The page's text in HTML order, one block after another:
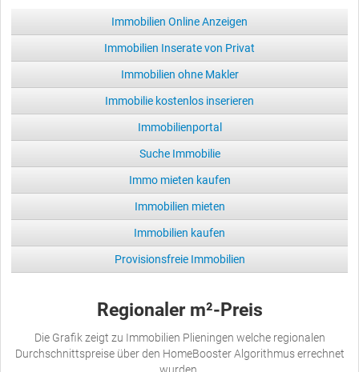
Immobilien Online Anzeigen
Immobilien Inserate von Privat
Immobilien ohne Makler
Immobilie kostenlos inserieren
Immobilienportal
Suche Immobilie
Immo mieten kaufen
Immobilien mieten
Immobilien kaufen
Provisionsfreie Immobilien
Regionaler m²-Preis
Die Grafik zeigt zu Immobilien Plieningen welche regionalen
Durchschnittspreise über den HomeBooster Algorithmus errechnet
wurden.